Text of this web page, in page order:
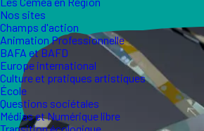
Nos sites
Champs d'action
Animation Professionnelle
BAFA et BAFD
Europe international
Culture et pratiques artistiques
École
Questions sociétales
Médias et Numérique libre